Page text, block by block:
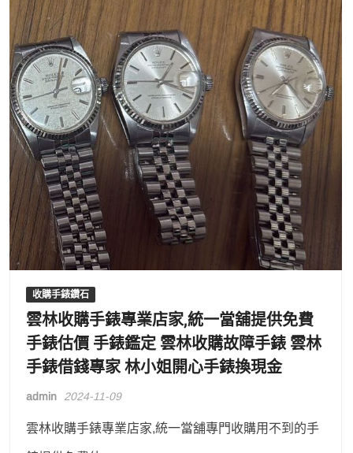
收購手錶鑽石
雲林收購手錶專業店家,統一當舖提供免費
手錶估價 手錶鑑定 雲林收購故障手錶 雲林
手錶借錢專家 林小姐開心手錶換現金
admin 2024-11-09
雲林收購手錶專業店家,統一當舖專門收購用不到的手